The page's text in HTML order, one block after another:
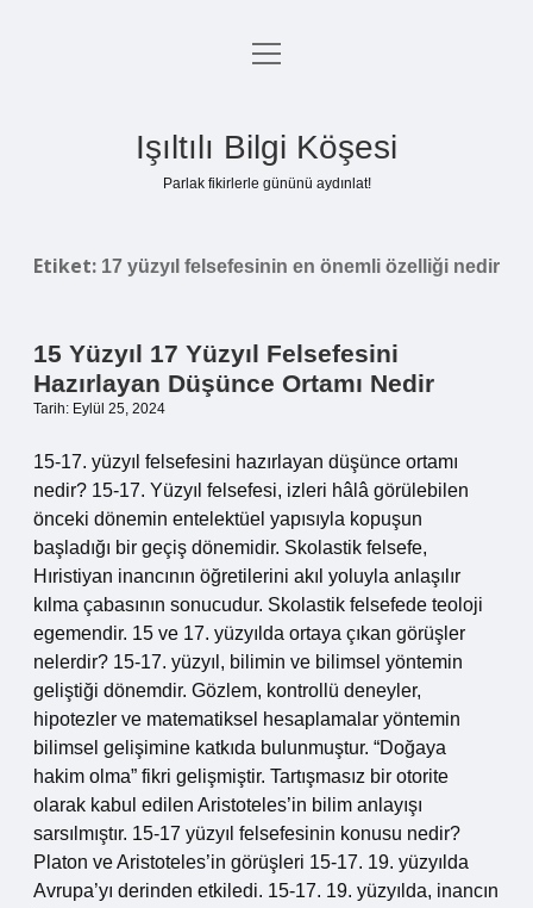
Anasayfa
Yasal Uyarı
menüyü
Işıltılı Bilgi Köşesi
Parlak fikirlerle gününü aydınlat!
Etiket: 17 yüzyıl felsefesinin en önemli özelliği nedir
15 Yüzyıl 17 Yüzyıl Felsefesini
Hazırlayan Düşünce Ortamı Nedir
Tarih: Eylül 25, 2024
15-17. yüzyıl felsefesini hazırlayan düşünce ortamı
nedir? 15-17. Yüzyıl felsefesi, izleri hâlâ görülebilen
önceki dönemin entelektüel yapısıyla kopuşun
başladığı bir geçiş dönemidir. Skolastik felsefe,
Hıristiyan inancının öğretilerini akıl yoluyla anlaşılır
kılma çabasının sonucudur. Skolastik felsefede teoloji
egemendir. 15 ve 17. yüzyılda ortaya çıkan görüşler
nelerdir? 15-17. yüzyıl, bilimin ve bilimsel yöntemin
geliştiği dönemdir. Gözlem, kontrollü deneyler,
hipotezler ve matematiksel hesaplamalar yöntemin
bilimsel gelişimine katkıda bulunmuştur. “Doğaya
hakim olma” fikri gelişmiştir. Tartışmasız bir otorite
olarak kabul edilen Aristoteles’in bilim anlayışı
sarsılmıştır. 15-17 yüzyıl felsefesinin konusu nedir?
Platon ve Aristoteles’in görüşleri 15-17. 19. yüzyılda
Avrupa’yı derinden etkiledi. 15-17. 19. yüzyılda, inancın